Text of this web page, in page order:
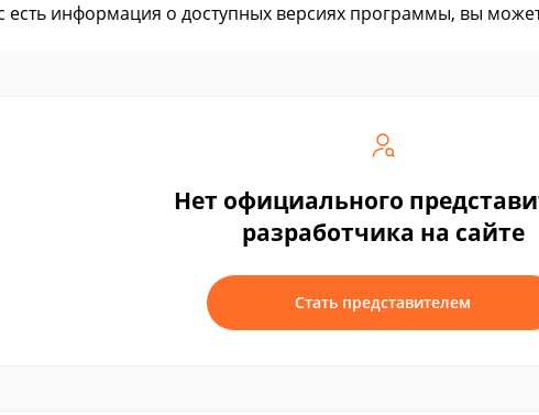
есть информация о доступных версиях программы, вы
Нет официального
разработчика на сайте
Стать представителем